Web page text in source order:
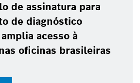
de assinatura para
de diagnóstico
acesso à
oficinas brasileiras